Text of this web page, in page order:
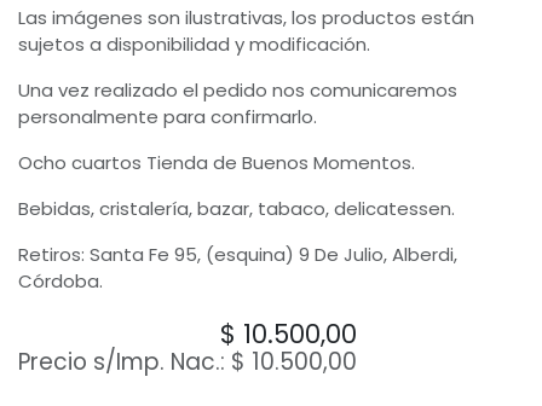
Las imágenes son ilustrativas, los productos están
sujetos a disponibilidad y modificación.
Una vez realizado el pedido nos comunicaremos
personalmente para confirmarlo.
Ocho cuartos Tienda de Buenos Momentos.
Bebidas, cristalería, bazar, tabaco, delicatessen.
Retiros: Santa Fe 95, (esquina) 9 De Julio, Alberdi,
Córdoba.
$ 10.500,00
Precio s/Imp. Nac.: $ 10.500,00